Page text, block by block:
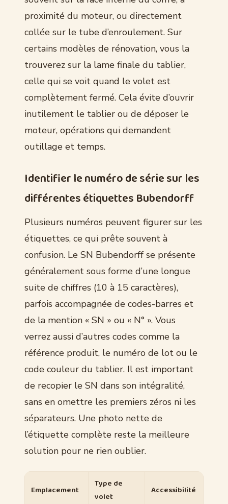
proximité du moteur, ou directement
collée sur le tube d’enroulement. Sur
certains modèles de rénovation, vous la
trouverez sur la lame finale du tablier,
celle qui se voit quand le volet est
complètement fermé. Cela évite d’ouvrir
inutilement le tablier ou de déposer le
moteur, opérations qui demandent
outillage et temps.
Identifier le numéro de série sur les
différentes étiquettes Bubendorff
Plusieurs numéros peuvent figurer sur les
étiquettes, ce qui prête souvent à
confusion. Le SN Bubendorff se présente
généralement sous forme d’une longue
suite de chiffres (10 à 15 caractères),
parfois accompagnée de codes-barres et
de la mention « SN » ou « N° ». Vous
verrez aussi d’autres codes comme la
référence produit, le numéro de lot ou le
code couleur du tablier. Il est important
de recopier le SN dans son intégralité,
sans en omettre les premiers zéros ni les
séparateurs. Une photo nette de
l’étiquette complète reste la meilleure
solution pour ne rien oublier.
Emplacement
Type de
volet
Accessibilité